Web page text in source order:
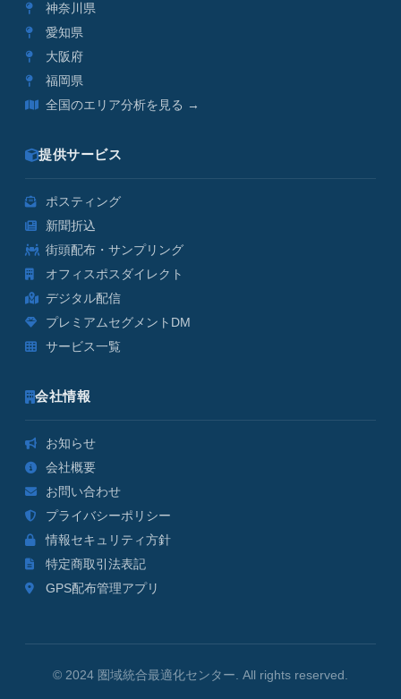
神奈川県
愛知県
大阪府
福岡県
全国のエリア分析を見る →
提供サービス
ポスティング
新聞折込
街頭配布・サンプリング
オフィスポスダイレクト
デジタル配信
プレミアムセグメントDM
サービス一覧
会社情報
お知らせ
会社概要
お問い合わせ
プライバシーポリシー
情報セキュリティ方針
特定商取引法表記
GPS配布管理アプリ
© 2024 圏域統合最適化センター. All rights reserved.